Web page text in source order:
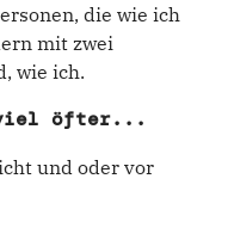
die wie ich
mit zwei
wie ich.
öfter...
und oder vor